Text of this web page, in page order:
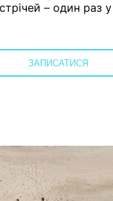
– один раз
ЗАПИСАТИСЯ